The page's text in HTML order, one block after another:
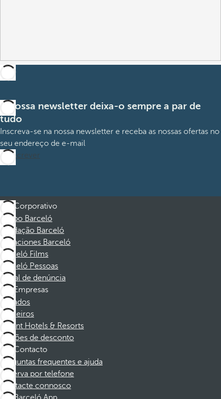
A nossa newsletter deixa-o sempre a par de
tudo
Inscreva-se na nossa newsletter e receba as nossas ofertas no
seu endereço de e-mail
Subscrever
Corporativo
Grupo Barceló
Fundação Barceló
Vacaciones Barceló
Barceló Films
Barceló Pessoas
Canal de denúncia
Empresas
Afiliados
Parceiros
Dorint Hotels & Resorts
Cupões de desconto
Contacto
Perguntas frequentes e ajuda
Reserva por telefone
Contacte connosco